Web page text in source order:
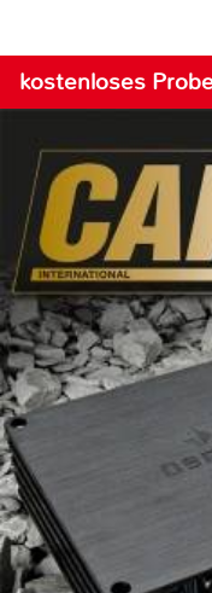
kostenloses